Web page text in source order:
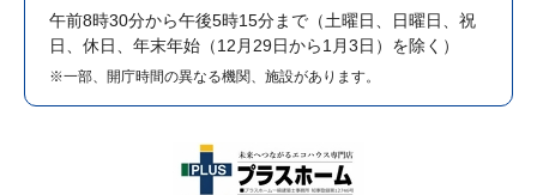
午前8時30分から午後5時15分まで （土曜日、日曜日、祝
日、休日、年末年始（12月29日から1月3日）を除く）
※一部、開庁時間の異なる機関、施設があります。